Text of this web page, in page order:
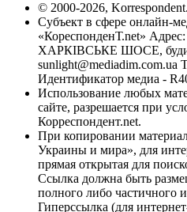
© 2000-2026,
Субъект в сфере онлайн-
«КореспонденТ.net» Адрес:
ХАРКІВСЬКЕ ШОСЕ,
sunlight@mediadim.com.ua
Идентификатор медиа -
Использование любых
сайте, разрешается при
Корреспондент.net.
При копировании
Украины и мира», для
прямая открытая для
Ссылка должна быть
полного либо частичного
Гиперссылка (для